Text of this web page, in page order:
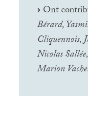
Ont
Bérard,
Cliquennois,
Nicolas
Marion